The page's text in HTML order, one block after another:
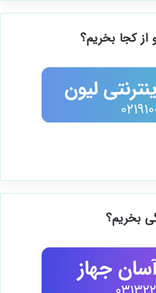
از کجا بخریم؟
بخریم؟